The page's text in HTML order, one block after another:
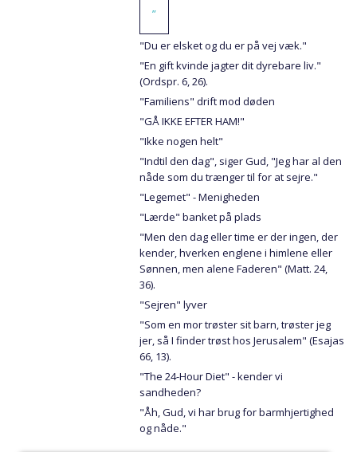
”
"Du er elsket og du er på vej væk."
"En gift kvinde jagter dit dyrebare liv."
(Ordspr. 6, 26).
"Familiens" drift mod døden
"GÅ IKKE EFTER HAM!"
"Ikke nogen helt"
"Indtil den dag", siger Gud, "Jeg har al den
nåde som du trænger til for at sejre."
"Legemet" - Menigheden
"Lærde" banket på plads
"Men den dag eller time er der ingen, der
kender, hverken englene i himlene eller
Sønnen, men alene Faderen" (Matt. 24,
36).
"Sejren" lyver
"Som en mor trøster sit barn, trøster jeg
jer, så I finder trøst hos Jerusalem" (Esajas
66, 13).
"The 24-Hour Diet" - kender vi
sandheden?
"Åh, Gud, vi har brug for barmhjertighed
og nåde."